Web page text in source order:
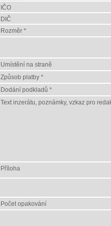
IČO
DIČ
Rozměr *
Umístění na straně
Způsob platby *
Dodání podkladů *
Text inzerátu, poznámky, vzkaz pro
Příloha
Počet opakování